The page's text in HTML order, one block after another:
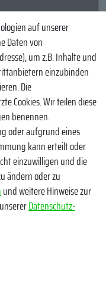
- Riverfighters ist der
für Angler
Preisen pro Variante
auf unserer
Daten von
um z.B. Inhalte und
einzubinden
Die
Cookies. Wir teilen diese
benennen.
oder aufgrund eines
kann erteilt oder
einzuwilligen und die
ändern oder zu
und weitere Hinweise zur
Daten­schutz­